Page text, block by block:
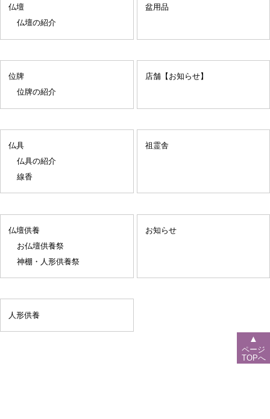
仏壇
仏壇の紹介
盆用品
位牌
位牌の紹介
店舗【お知らせ】
仏具
仏具の紹介
線香
祖霊舎
仏壇供養
お仏壇供養祭
神棚・人形供養祭
お知らせ
人形供養
▲
ページ
TOPへ